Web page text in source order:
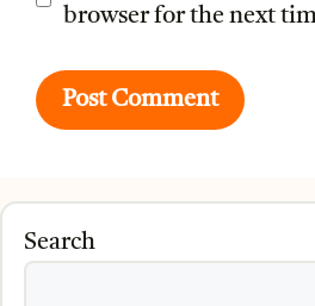
browser for the next
Search